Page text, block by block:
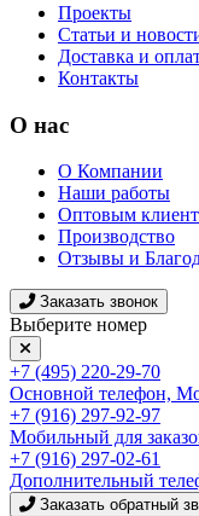
Проекты
Статьи и
Доставка и
Контакты
О нас
О Компании
Наши работы
Оптовым
Производство
Отзывы и
Заказать звонок
Выберите номер
+7 (495) 220-29-70
Основной телефон,
+7 (916) 297-92-97
Мобильный для
+7 (916) 297-02-61
Дополнительный
Заказать обратный